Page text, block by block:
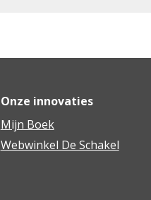
Onze innovaties
Mijn Boek
Webwinkel De Schakel